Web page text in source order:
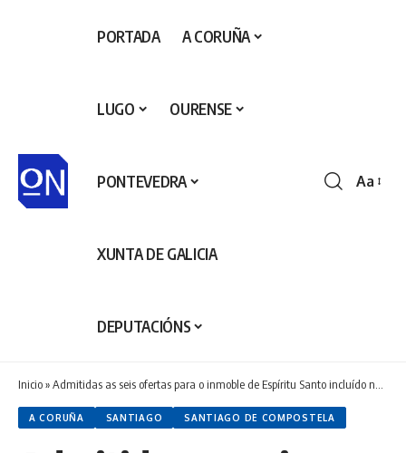
PORTADA A CORUÑA
LUGO OURENSE
PONTEVEDRA
XUNTA DE GALICIA
DEPUTACIÓNS
Aa
Inicio»Admitidas as seis ofertas para o inmoble de Espíritu Santo incluído no Rexistro de Soares e a máis alta supera en 60.000 euros o prezo de saída
A CORUÑA SANTIAGO SANTIAGO DE COMPOSTELA